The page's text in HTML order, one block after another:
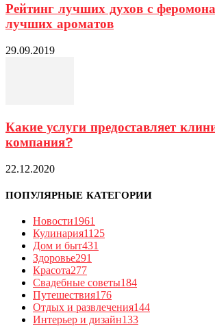
Рейтинг лучших духов с
лучших ароматов
29.09.2019
Какие услуги предоставляет
компания?
22.12.2020
ПОПУЛЯРНЫЕ КАТЕГОРИИ
Новости1961
Кулинария1125
Дом и быт431
Здоровье291
Красота277
Свадебные советы184
Путешествия176
Отдых и развлечения144
Интерьер и дизайн133